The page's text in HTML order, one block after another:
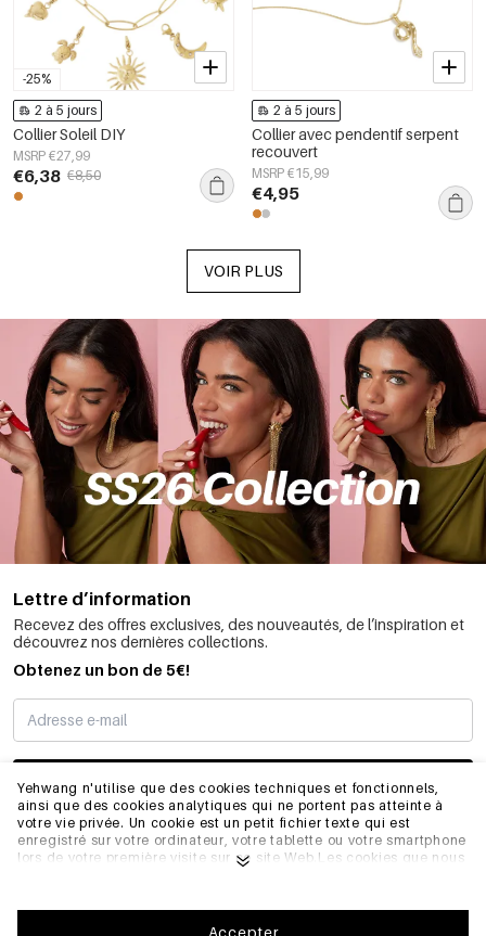
Yehwang n'utilise que des cookies techniques et fonctionnels,
ainsi que des cookies analytiques qui ne portent pas atteinte à
votre vie privée. Un cookie est un petit fichier texte qui est
enregistré sur votre ordinateur, votre tablette ou votre smartphone
lors de votre première visite sur ce site Web.Les cookies que nous
fonctionner correctement et de se souvenir, par exemple, de vos
préférences. Ils nous permettent également d'optimiser notre site
Accepter
-25%
2 à 5 jours
Collier Soleil DIY
MSRP €27,99
€6,38 €8,50
2 à 5 jours
Collier avec pendentif serpent
recouvert
MSRP €15,99
€4,95
VOIR PLUS
Lettre d’information
Recevez des offres exclusives, des nouveautés, de l’inspiration et
découvrez nos dernières collections.
Obtenez un bon de 5€!
JE M’INSCRIS
INFORMATIONS